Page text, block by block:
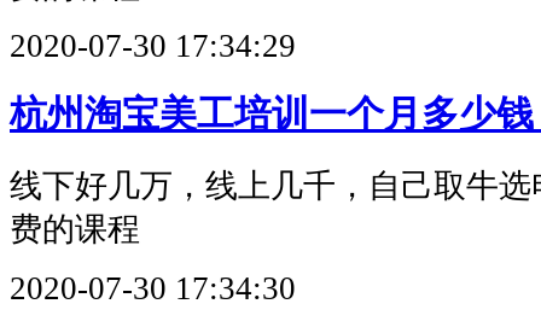
2020-07-30 17:34:29
杭州淘宝美工培训一个月多少
线下好几万，线上几千，自己取牛
费的课程
2020-07-30 17:34:30